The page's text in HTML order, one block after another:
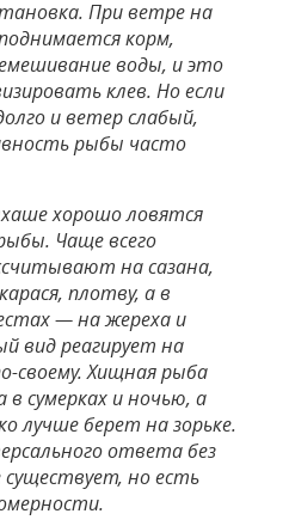
При ветре на
корм,
воды, и это
клев. Но если
и ветер слабый,
рыбы часто
хорошо ловятся
Чаще всего
на сазана,
плотву, а в
— на жереха и
вид реагирует на
своему. Хищная рыба
сумерках и ночью, а
лучше берет на зорьке.
ответа без
но есть